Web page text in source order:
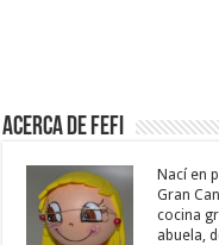
Acerca de Fefi
Nací en
Gran
cocina
abuela,